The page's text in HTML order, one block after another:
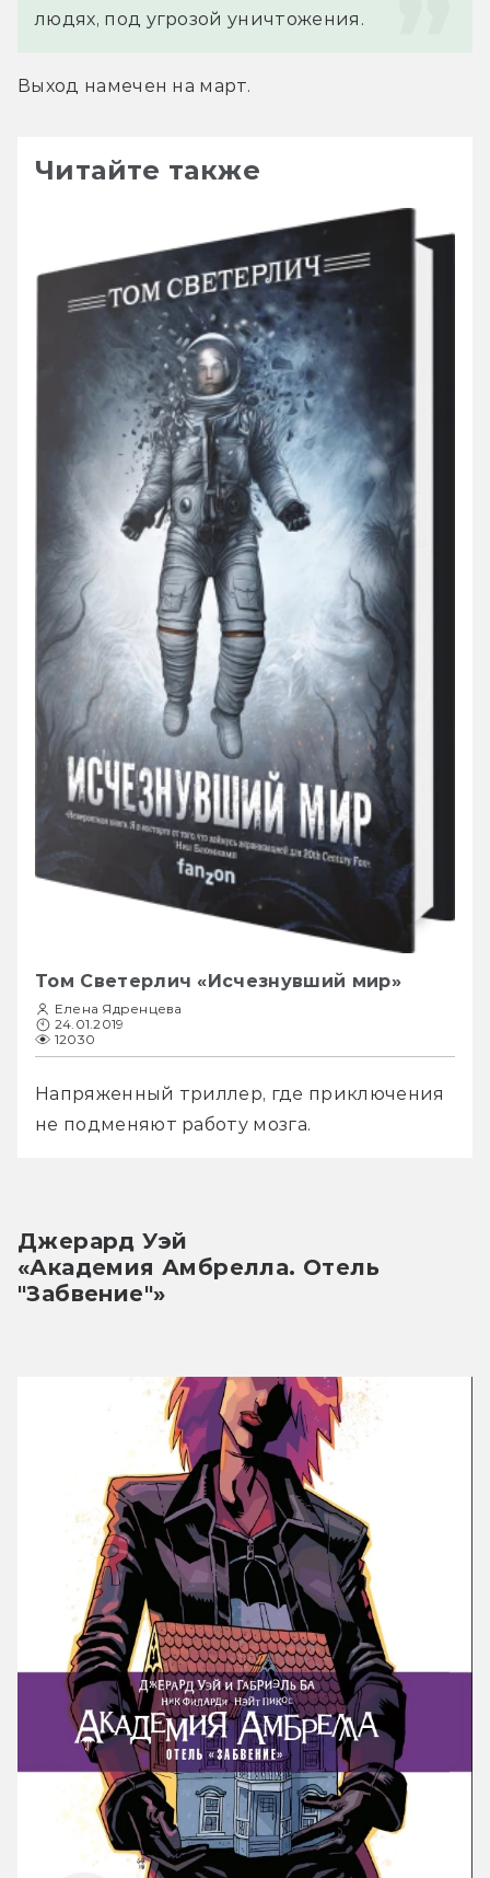
людях, под угрозой уничтожения.
Выход намечен на март.
Читайте также
Том Светерлич «Исчезнувший мир»
Елена Ядренцева
24.01.2019
12030
Напряженный триллер, где приключения
не подменяют работу мозга.
Джерард Уэй
«Академия Амбрелла. Отель
"Забвение"»